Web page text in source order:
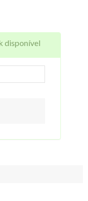
disponível